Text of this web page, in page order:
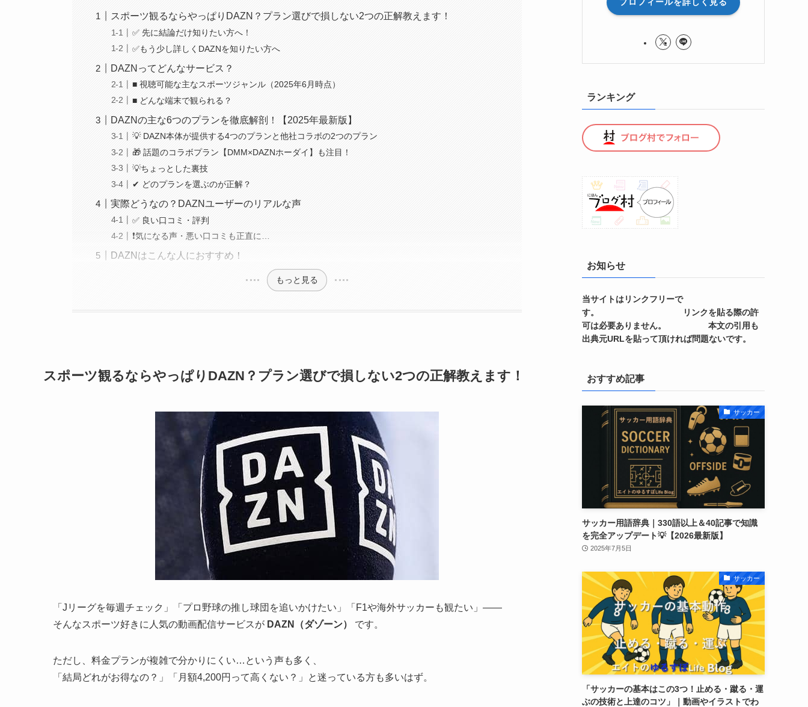
スポーツ観るならやっぱりDAZN？プラン選びで損しない2つの正解教えます！
✅ 先に結論だけ知りたい方へ！
✅もう少し詳しくDAZNを知りたい方へ
DAZNってどんなサービス？
■ 視聴可能な主なスポーツジャンル（2025年6月時点）
■ どんな端末で観られる？
DAZNの主な6つのプランを徹底解剖！【2025年最新版】
💡 DAZN本体が提供する4つのプランと他社コラボの2つのプラン
🎁 話題のコラボプラン【DMM×DAZNホーダイ】も注目！
💡ちょっとした裏技
✔ どのプランを選ぶのが正解？
実際どうなの？DAZNユーザーのリアルな声
✅ 良い口コミ・評判
❗気になる声・悪い口コミも正直に…
DAZNはこんな人におすすめ！
もっと見る
スポーツ観るならやっぱりDAZN？プラン選びで損しない2つの正解教えます！
「Jリーグを毎週チェック」「プロ野球の推し球団を追いかけたい」「F1や海外サッカーも観たい」――
そんなスポーツ好きに人気の動画配信サービスが DAZN（ダゾーン） です。
ただし、料金プランが複雑で分かりにくい…という声も多く、
「結局どれがお得なの？」「月額4,200円って高くない？」と迷っている方も多いはず。
ランキング
お知らせ
当サイトはリンクフリーで
す。 リンクを貼る際の許
可は必要ありません。 本文の引用も
出典元URLを貼って頂ければ問題ないです。
おすすめ記事
サッカー
サッカー用語辞典｜330語以上＆40記事で知識
を完全アップデート💡【2026最新版】
2025年7月5日
サッカー
「サッカーの基本はこの3つ！止める・蹴る・運
ぶの技術と上達のコツ」｜動画やイラストでわ